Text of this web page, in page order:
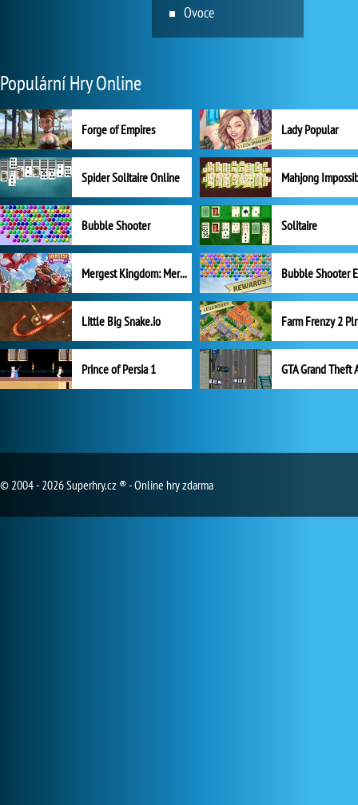
Ovoce
Populární Hry Online
Forge of Empires Lady Popular
Spider Solitaire Online Mahjong
Bubble Shooter Solitaire
Mergest Kingdom: Merge Puzzle
Little Big Snake.io
Prince of Persia 1 GTA Grand Theft
© 2004 - 2026 Superhry.cz ® - Online hry zdarma